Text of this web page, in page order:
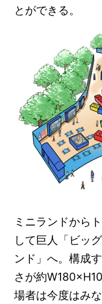
とができる。
ミニランドから
して巨人「ビッ
ンド」へ。構成
さが約
場者は今度はみ